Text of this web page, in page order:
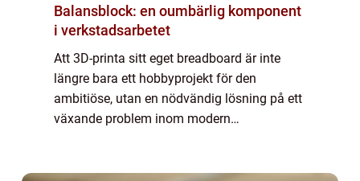
Balansblock: en oumbärlig komponent
i verkstadsarbetet
Att 3D-printa sitt eget breadboard är inte
längre bara ett hobbyprojekt för den
ambitiöse, utan en nödvändig lösning på ett
växande problem inom modern